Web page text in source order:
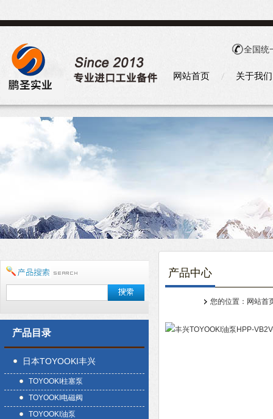
全国统
网站首页 关于我们
产品目录
日本TOYOOKI丰兴
TOYOOKI柱塞泵
TOYOOKI电磁阀
TOYOOKI油泵
产品中心
您的位置： 网站首